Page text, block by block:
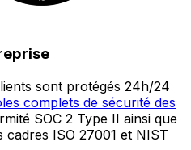
sont protégés 24h/24
complets de sécurité des
SOC 2 Type II ainsi que
ISO 27001 et NIST